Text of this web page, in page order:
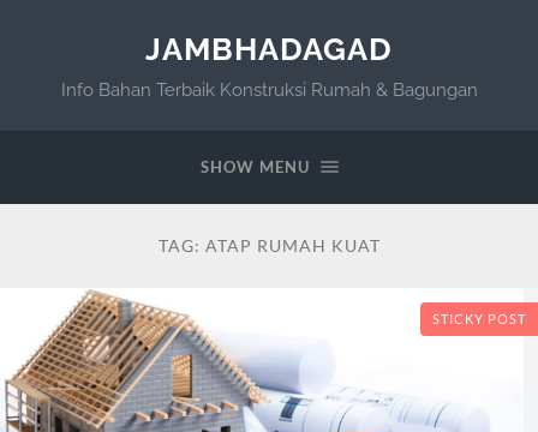
JAMBHADAGAD
Info Bahan Terbaik Konstruksi Rumah & Bagungan
SHOW MENU
TAG: ATAP RUMAH KUAT
STICKY POST